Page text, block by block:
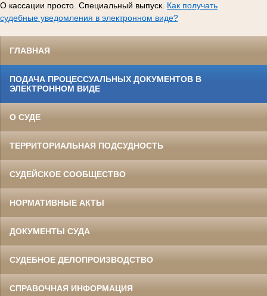
О кассации просто. Специальный выпуск. Как получать
судебные уведомления в электронном виде?
ГЛАВНАЯ
ПОДАЧА ПРОЦЕССУАЛЬНЫХ ДОКУМЕНТОВ В
ЭЛЕКТРОННОМ ВИДЕ
О СУДЕ
ТЕРРИТОРИАЛЬНАЯ ПОДСУДНОСТЬ
СУДЕЙСКОЕ СООБЩЕСТВО
НОРМАТИВНЫЕ АКТЫ
ДОКУМЕНТЫ СУДА
СУДЕБНОЕ ДЕЛОПРОИЗВОДСТВО
СПРАВОЧНАЯ ИНФОРМАЦИЯ